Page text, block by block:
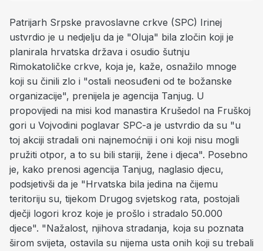
Patrijarh Srpske pravoslavne crkve (SPC) Irinej
ustvrdio je u nedjelju da je "Oluja" bila zločin koji je
planirala hrvatska država i osudio šutnju
Rimokatoličke crkve, koja je, kaže, osnažilo mnoge
koji su činili zlo i "ostali neosuđeni od te božanske
organizacije", prenijela je agencija Tanjug. U
propovijedi na misi kod manastira Krušedol na Fruškoj
gori u Vojvodini poglavar SPC-a je ustvrdio da su "u
toj akciji stradali oni najnemoćniji i oni koji nisu mogli
pružiti otpor, a to su bili stariji, žene i djeca". Posebno
je, kako prenosi agencija Tanjug, naglasio djecu,
podsjetivši da je "Hrvatska bila jedina na čijemu
teritoriju su, tijekom Drugog svjetskog rata, postojali
dječji logori kroz koje je prošlo i stradalo 50.000
djece". "Nažalost, njihova stradanja, koja su poznata
širom svijeta, ostavila su nijema usta onih koji su trebali